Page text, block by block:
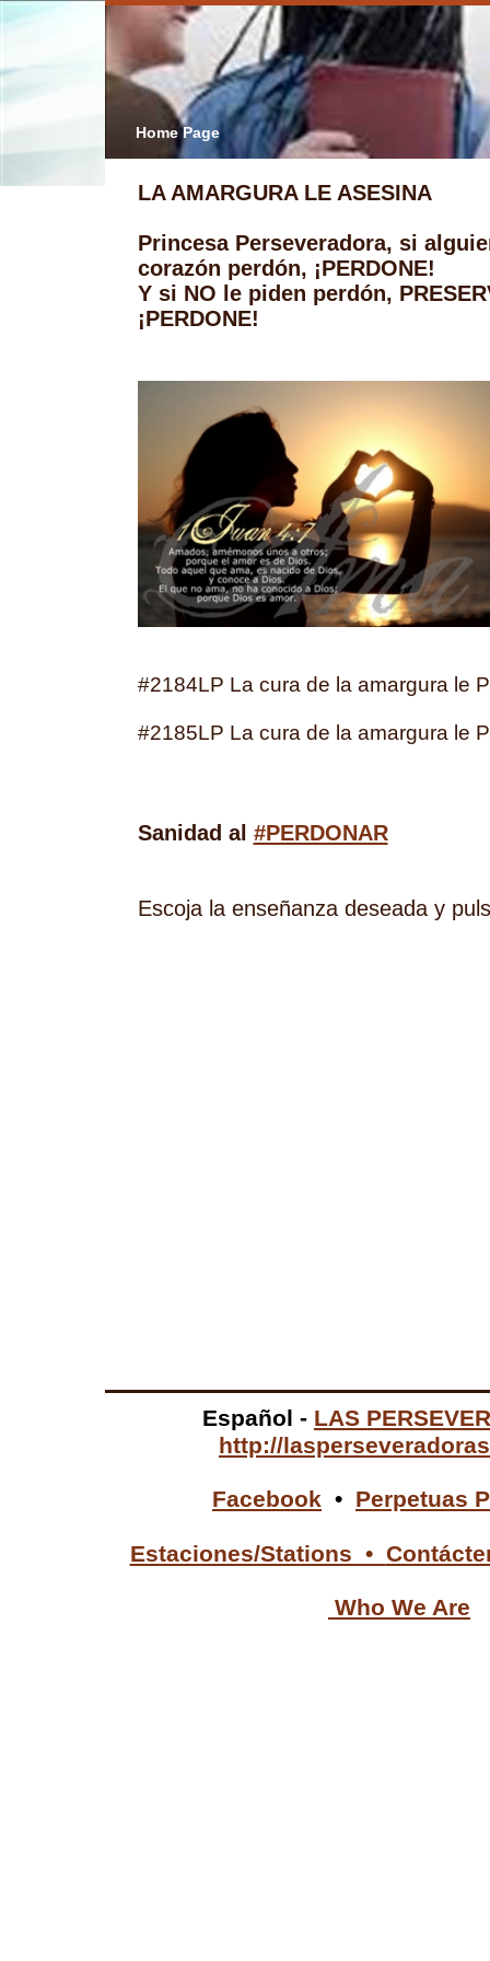
Home Page
LA AMARGURA LE ASESINA
Princesa Perseveradora, si
corazón perdón, ¡PERDONE!
Y si NO le piden perdón,
¡PERDONE!
#2184LP La cura de la amargura le
#2185LP La cura de la amargura le
Sanidad al #PERDONAR
Escoja la enseñanza deseada y
Español - LAS
http://
Facebook • Perpetuas
Estaciones/Stations •
Who We Are